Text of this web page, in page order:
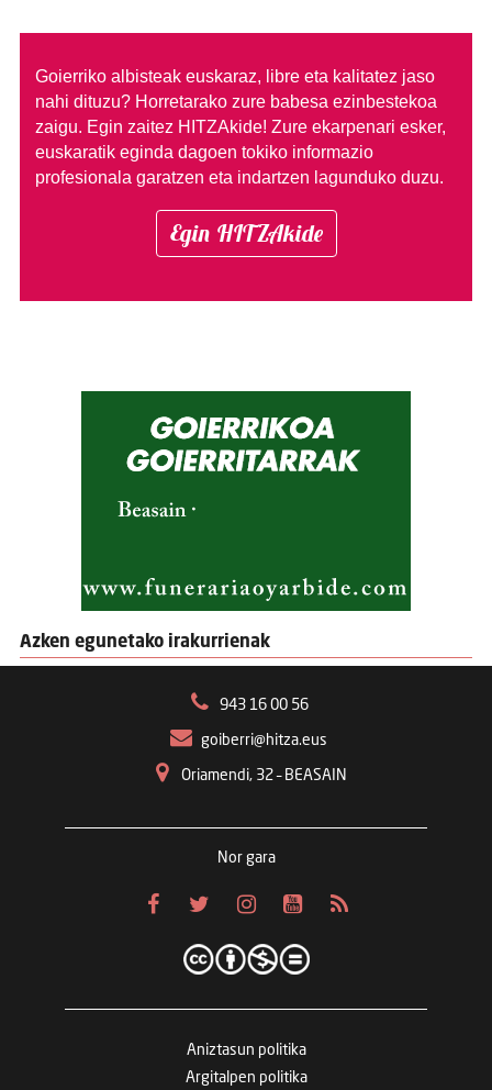
Goierriko albisteak euskaraz, libre eta kalitatez jaso
nahi dituzu? Horretarako zure babesa ezinbestekoa
zaigu. Egin zaitez HITZAkide! Zure ekarpenari esker,
euskaratik eginda dagoen tokiko informazio
profesionala garatzen eta indartzen lagunduko duzu.
Egin HITZAkide
Azken egunetako irakurrienak
943 16 00 56
goiberri@hitza.eus
Oriamendi, 32 – BEASAIN
Nor gara
Aniztasun politika
Argitalpen politika